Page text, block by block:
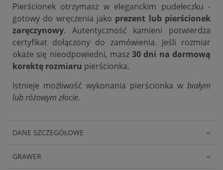
Pierścionek otrzymasz w eleganckim pudełeczku -
gotowy do wręczenia jako prezent lub pierścionek
zaręczynowy. Autentyczność kamieni potwierdza
certyfikat dołączony do zamówienia. Jeśli rozmiar
okaże się nieodpowiedni, masz30 dni na darmową
korektę rozmiaru pierścionka.
Istnieje możliwość wykonania pierścionka w białym
lub różowym złocie.
DANE SZCZEGÓŁOWE
GRAWER